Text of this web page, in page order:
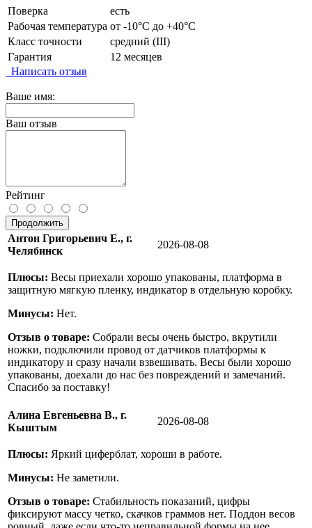
Поверка
есть
Рабочая температура от -10°C до +40°C
Класс точности
средний (III)
Гарантия
12 месяцев
Написать отзыв
Ваше имя:
Ваш отзыв
Рейтинг
Продолжить
Антон Григорьевич Е., г.
Челябинск
2026-08-08
Плюсы: Весы приехали хорошо упакованы, платформа в
защитную мягкую пленку, индикатор в отдельную коробку.
Минусы: Нет.
Отзыв о товаре: Собрали весы очень быстро, вкрутили
ножки, подключили провод от датчиков платформы к
индикатору и сразу начали взвешивать. Весы были хорошо
упакованы, доехали до нас без повреждений и замечаний.
Спасибо за поставку!
Алина Евгеньевна В., г.
Кыштым
2026-08-08
Плюсы: Яркий циферблат, хороши в работе.
Минусы: Не заметили.
Отзыв о товаре: Стабильность показаний, цифры
фиксируют массу четко, скачков граммов нет. Поддон весов